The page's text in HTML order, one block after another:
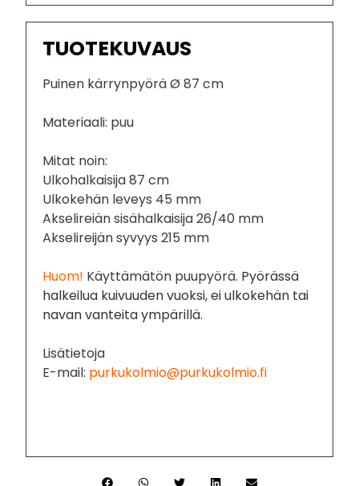
TUOTEKUVAUS
Puinen kärrynpyörä Ø 87 cm
Materiaali: puu
Mitat noin:
Ulkohalkaisija 87 cm
Ulkokehän leveys 45 mm
Akselireiän sisähalkaisija 26/40 mm
Akselireijän syvyys 215 mm
Huom! Käyttämätön puupyörä. Pyörässä
halkeilua kuivuuden vuoksi, ei ulkokehän tai
navan vanteita ympärillä.
Lisätietoja
E-mail: purkukolmio@purkukolmio.fi